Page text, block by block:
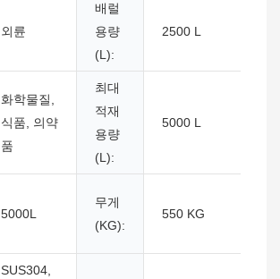
외륜
배럴
용량
(L):
2500 L
화학물질,
식품, 의약
품
최대
적재
용량
(L):
5000 L
5000L
무게
(KG):
550 KG
SUS304,